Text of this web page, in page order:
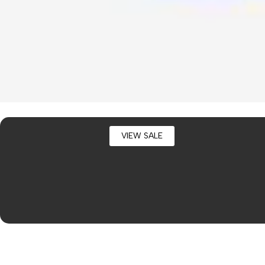
VIEW SALE